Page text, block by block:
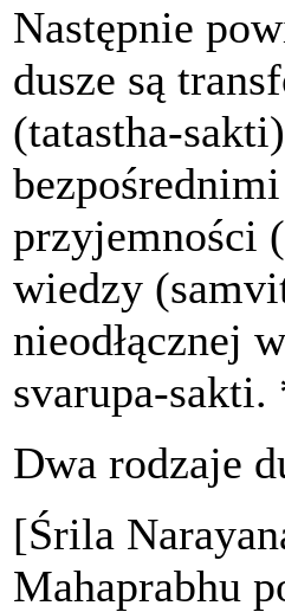
Następnie
dusze są
(tatastha-
przyjemności
wiedzy
nieodłącznej
svarupa-
Dwa rodzaje
[Śrila
Mahaprabhu